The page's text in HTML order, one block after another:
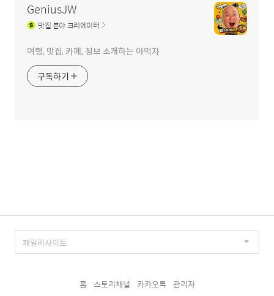
GeniusJW
맛집분야 크리에이터
여행, 맛집, 카페, 정보 소개하는 야먹자
구독하기
홈 스토리채널 카카오톡 관리자